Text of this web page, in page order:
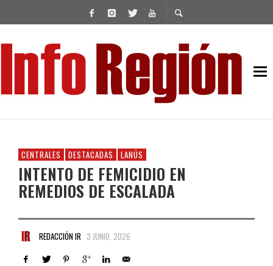
CENTRALES DESTACADAS LANÚS
INTENTO DE FEMICIDIO EN
REMEDIOS DE ESCALADA
REDACCIÓN IR 3 JUNIO, 2026